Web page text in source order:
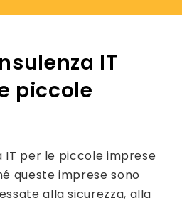
IT
piccole
IT per le piccole imprese
queste imprese sono
alla sicurezza, alla